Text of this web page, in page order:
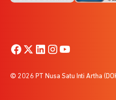
© 2026 PT Nusa Satu Inti Artha